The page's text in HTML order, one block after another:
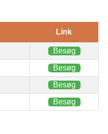
Link
Besøg
Besøg
Besøg
Besøg